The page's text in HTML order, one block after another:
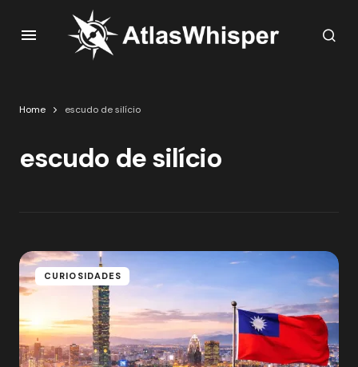
Home escudo de silício
escudo de silício
CURIOSIDADES